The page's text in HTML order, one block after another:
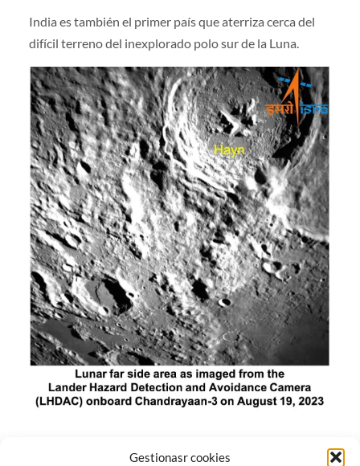
Gestionasr cookies
India es también el primer país que aterriza cerca del
difícil terreno del inexplorado polo sur de la Luna.